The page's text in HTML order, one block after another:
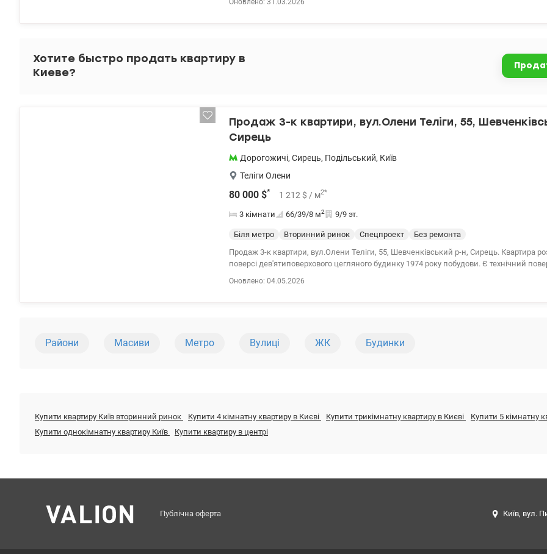
Оновлено: 31.03.2026
Хотите быстро продать квартиру в
Киеве?
Продаж 3-к квартири, вул.Олени Теліги, 55,
Сирець
Дорогожичі, Сирець, Подільський, Київ
Теліги Олени
80 000 $* 1 212 $ / м2*
3 кімнати 66/39/8 м2 9/9 эт.
Біля метро Вторинний ринок Спецпроект
Без ремонта
Продаж 3-к квартири, вул.Олени Теліги, 55, Шевченківський р-н, Сирець. Квартира
поверсі дев'ятиповерхового цегляного будинку 1974 року побудови. Є технічний
Оновлено: 04.05.2026
Райони Масиви Метро Вулиці ЖК Будинки
Купити квартиру Київ вторинний ринок Купити 4 кімнатну квартиру в Києві Купити трикімнатну квартиру в Києві
Купити 5 кімнатну
Купити однокімнатну квартиру Київ
Купити квартиру в центрі
Публічна оферта Київ, вул.